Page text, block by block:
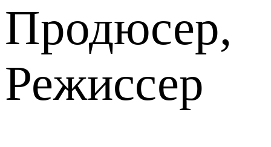
Продюсер,
Режиссер